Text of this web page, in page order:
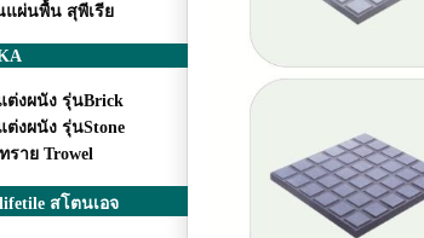
แผ่นพื้น สุพีเรีย
ต่งผนัง รุ่นBrick
ต่งผนัง รุ่นStone
ราย Trowel
สโตนเอจ